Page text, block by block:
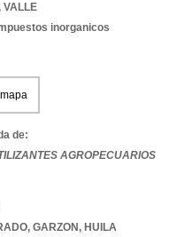
VALLE
inorganicos
de:
AGROPECUARIOS
, GARZON, HUILA